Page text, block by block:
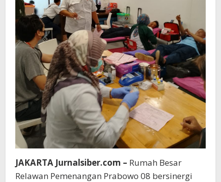
JAKARTA Jurnalsiber.com – Rumah Besar
Relawan Pemenangan Prabowo 08 bersinergi